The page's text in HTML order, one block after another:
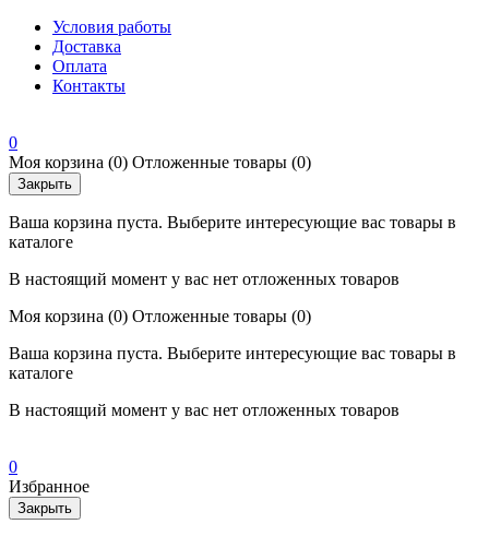
Условия работы
Доставка
Оплата
Контакты
0
Моя корзина (0) Отложенные товары (0)
Закрыть
Ваша корзина пуста. Выберите интересующие вас товары в
каталоге
В настоящий момент у вас нет отложенных товаров
Моя корзина (0) Отложенные товары (0)
Ваша корзина пуста. Выберите интересующие вас товары в
каталоге
В настоящий момент у вас нет отложенных товаров
0
Избранное
Закрыть